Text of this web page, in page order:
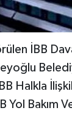
İBB
Halkla
Yol Bakım